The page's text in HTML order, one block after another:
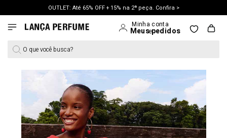
OUTLET: Até 65% OFF + 15% na 2ª peça. Confira >
LANÇAMENTO PRIMAVERA 27. Clique e aproveite.
O que você busca?